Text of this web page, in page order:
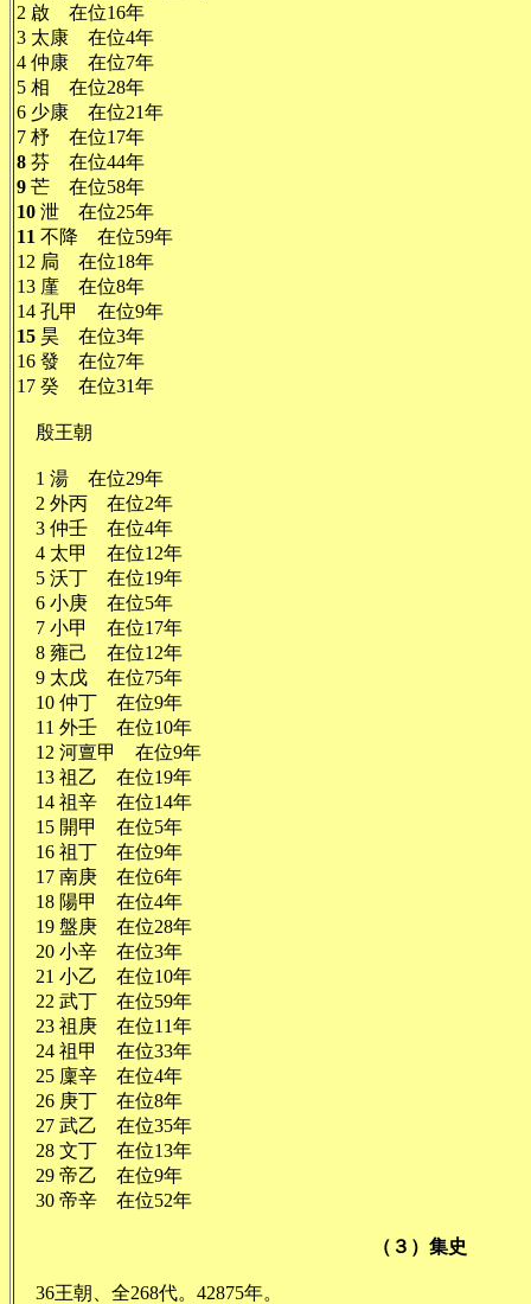
2 啟 在位16年
3 太康 在位4年
4 仲康 在位7年
5 相 在位28年
6 少康 在位21年
7 杼 在位17年
8 芬 在位44年
9 芒 在位58年
10 泄 在位25年
11 不降 在位59年
12 扃 在位18年
13 廑 在位8年
14 孔甲 在位9年
15 昊 在位3年
16 發 在位7年
17 癸 在位31年
殷王朝
1 湯 在位29年
2 外丙 在位2年
3 仲壬 在位4年
4 太甲 在位12年
5 沃丁 在位19年
6 小庚 在位5年
7 小甲 在位17年
8 雍己 在位12年
9 太戊 在位75年
10 仲丁 在位9年
11 外壬 在位10年
12 河亶甲 在位9年
13 祖乙 在位19年
14 祖辛 在位14年
15 開甲 在位5年
16 祖丁 在位9年
17 南庚 在位6年
18 陽甲 在位4年
19 盤庚 在位28年
20 小辛 在位3年
21 小乙 在位10年
22 武丁 在位59年
23 祖庚 在位11年
24 祖甲 在位33年
25 廩辛 在位4年
26 庚丁 在位8年
27 武乙 在位35年
28 文丁 在位13年
29 帝乙 在位9年
30 帝辛 在位52年
（３）集史
36王朝、全268代。42875年。